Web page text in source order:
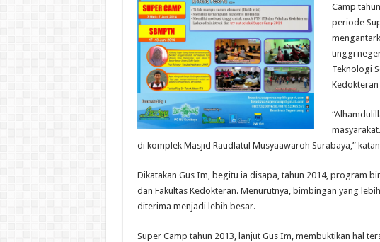
Camp
periode
tinggi
Teknologi
di komplek Masjid Raudlatul Musyaawaroh Surabaya,”
Dikatakan Gus Im, begitu ia disapa, tahun 2014, program
dan Fakultas Kedokteran. Menurutnya, bimbingan yang
diterima menjadi lebih besar.
Super Camp tahun 2013, lanjut Gus Im, membuktikan hal